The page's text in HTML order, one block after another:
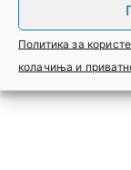
Политика за
колачиња и